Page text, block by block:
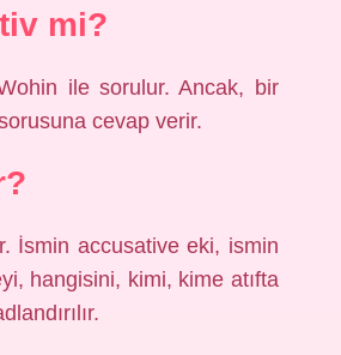
mi?
ile sorulur. Ancak, bir
cevap verir.
İsmin accusative eki, ismin
hangisini, kimi, kime atıfta